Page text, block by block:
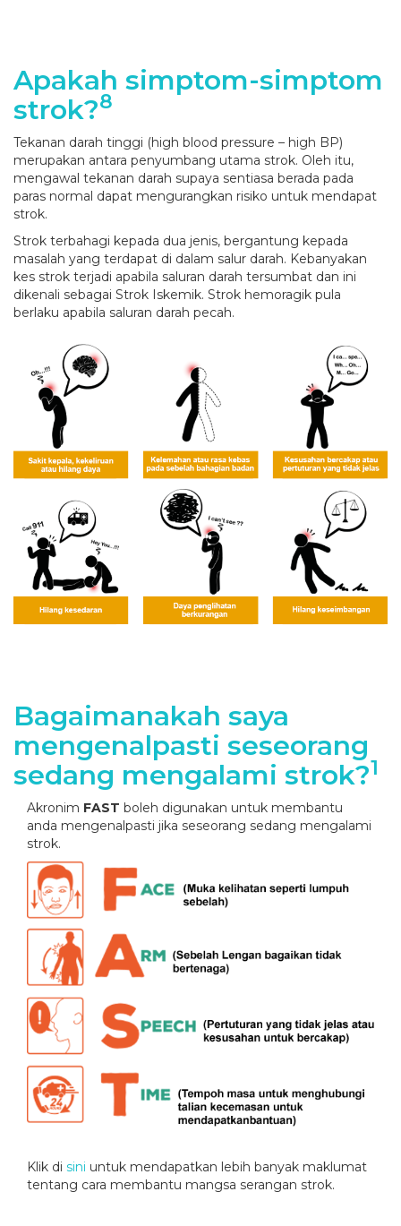
Apakah simptom-simptom
strok?8
Tekanan darah tinggi (high blood pressure – high BP)
merupakan antara penyumbang utama strok. Oleh itu,
mengawal tekanan darah supaya sentiasa berada pada
paras normal dapat mengurangkan risiko untuk mendapat
strok.
Strok terbahagi kepada dua jenis, bergantung kepada
masalah yang terdapat di dalam salur darah. Kebanyakan
kes strok terjadi apabila saluran darah tersumbat dan ini
dikenali sebagai Strok Iskemik. Strok hemoragik pula
berlaku apabila saluran darah pecah.
Bagaimanakah saya
mengenalpasti seseorang
sedang mengalami strok?1
Akronim FAST boleh digunakan untuk membantu
anda mengenalpasti jika seseorang sedang mengalami
strok.
Klik di sini untuk mendapatkan lebih banyak maklumat
tentang cara membantu mangsa serangan strok.